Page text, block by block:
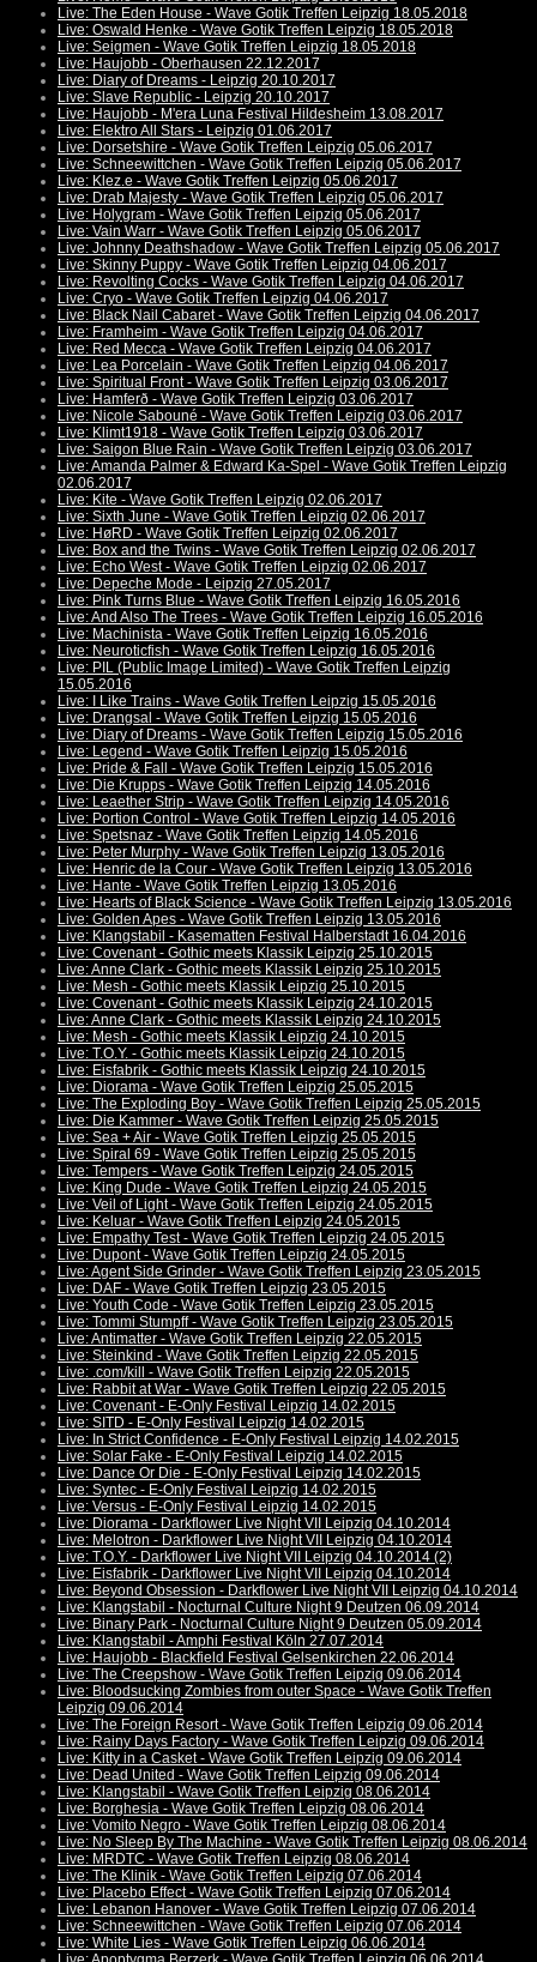
Live: The Eden House - Wave Gotik Treffen Leipzig 18.05.2018
Live: Oswald Henke - Wave Gotik Treffen Leipzig 18.05.2018
Live: Seigmen - Wave Gotik Treffen Leipzig 18.05.2018
Live: Haujobb - Oberhausen 22.12.2017
Live: Diary of Dreams - Leipzig 20.10.2017
Live: Slave Republic - Leipzig 20.10.2017
Live: Haujobb - M'era Luna Festival Hildesheim 13.08.2017
Live: Elektro All Stars - Leipzig 01.06.2017
Live: Dorsetshire - Wave Gotik Treffen Leipzig 05.06.2017
Live: Schneewittchen - Wave Gotik Treffen Leipzig 05.06.2017
Live: Klez.e - Wave Gotik Treffen Leipzig 05.06.2017
Live: Drab Majesty - Wave Gotik Treffen Leipzig 05.06.2017
Live: Holygram - Wave Gotik Treffen Leipzig 05.06.2017
Live: Vain Warr - Wave Gotik Treffen Leipzig 05.06.2017
Live: Johnny Deathshadow - Wave Gotik Treffen Leipzig 05.06.2017
Live: Skinny Puppy - Wave Gotik Treffen Leipzig 04.06.2017
Live: Revolting Cocks - Wave Gotik Treffen Leipzig 04.06.2017
Live: Cryo - Wave Gotik Treffen Leipzig 04.06.2017
Live: Black Nail Cabaret - Wave Gotik Treffen Leipzig 04.06.2017
Live: Framheim - Wave Gotik Treffen Leipzig 04.06.2017
Live: Red Mecca - Wave Gotik Treffen Leipzig 04.06.2017
Live: Lea Porcelain - Wave Gotik Treffen Leipzig 04.06.2017
Live: Spiritual Front - Wave Gotik Treffen Leipzig 03.06.2017
Live: Hamferð - Wave Gotik Treffen Leipzig 03.06.2017
Live: Nicole Sabouné - Wave Gotik Treffen Leipzig 03.06.2017
Live: Klimt1918 - Wave Gotik Treffen Leipzig 03.06.2017
Live: Saigon Blue Rain - Wave Gotik Treffen Leipzig 03.06.2017
Live: Amanda Palmer & Edward Ka-Spel - Wave Gotik Treffen Leipzig
02.06.2017
Live: Kite - Wave Gotik Treffen Leipzig 02.06.2017
Live: Sixth June - Wave Gotik Treffen Leipzig 02.06.2017
Live: HøRD - Wave Gotik Treffen Leipzig 02.06.2017
Live: Box and the Twins - Wave Gotik Treffen Leipzig 02.06.2017
Live: Echo West - Wave Gotik Treffen Leipzig 02.06.2017
Live: Depeche Mode - Leipzig 27.05.2017
Live: Pink Turns Blue - Wave Gotik Treffen Leipzig 16.05.2016
Live: And Also The Trees - Wave Gotik Treffen Leipzig 16.05.2016
Live: Machinista - Wave Gotik Treffen Leipzig 16.05.2016
Live: Neuroticfish - Wave Gotik Treffen Leipzig 16.05.2016
Live: PIL (Public Image Limited) - Wave Gotik Treffen Leipzig
15.05.2016
Live: I Like Trains - Wave Gotik Treffen Leipzig 15.05.2016
Live: Drangsal - Wave Gotik Treffen Leipzig 15.05.2016
Live: Diary of Dreams - Wave Gotik Treffen Leipzig 15.05.2016
Live: Legend - Wave Gotik Treffen Leipzig 15.05.2016
Live: Pride & Fall - Wave Gotik Treffen Leipzig 15.05.2016
Live: Die Krupps - Wave Gotik Treffen Leipzig 14.05.2016
Live: Leaether Strip - Wave Gotik Treffen Leipzig 14.05.2016
Live: Portion Control - Wave Gotik Treffen Leipzig 14.05.2016
Live: Spetsnaz - Wave Gotik Treffen Leipzig 14.05.2016
Live: Peter Murphy - Wave Gotik Treffen Leipzig 13.05.2016
Live: Henric de la Cour - Wave Gotik Treffen Leipzig 13.05.2016
Live: Hante - Wave Gotik Treffen Leipzig 13.05.2016
Live: Hearts of Black Science - Wave Gotik Treffen Leipzig 13.05.2016
Live: Golden Apes - Wave Gotik Treffen Leipzig 13.05.2016
Live: Klangstabil - Kasematten Festival Halberstadt 16.04.2016
Live: Covenant - Gothic meets Klassik Leipzig 25.10.2015
Live: Anne Clark - Gothic meets Klassik Leipzig 25.10.2015
Live: Mesh - Gothic meets Klassik Leipzig 25.10.2015
Live: Covenant - Gothic meets Klassik Leipzig 24.10.2015
Live: Anne Clark - Gothic meets Klassik Leipzig 24.10.2015
Live: Mesh - Gothic meets Klassik Leipzig 24.10.2015
Live: T.O.Y. - Gothic meets Klassik Leipzig 24.10.2015
Live: Eisfabrik - Gothic meets Klassik Leipzig 24.10.2015
Live: Diorama - Wave Gotik Treffen Leipzig 25.05.2015
Live: The Exploding Boy - Wave Gotik Treffen Leipzig 25.05.2015
Live: Die Kammer - Wave Gotik Treffen Leipzig 25.05.2015
Live: Sea + Air - Wave Gotik Treffen Leipzig 25.05.2015
Live: Spiral 69 - Wave Gotik Treffen Leipzig 25.05.2015
Live: Tempers - Wave Gotik Treffen Leipzig 24.05.2015
Live: King Dude - Wave Gotik Treffen Leipzig 24.05.2015
Live: Veil of Light - Wave Gotik Treffen Leipzig 24.05.2015
Live: Keluar - Wave Gotik Treffen Leipzig 24.05.2015
Live: Empathy Test - Wave Gotik Treffen Leipzig 24.05.2015
Live: Dupont - Wave Gotik Treffen Leipzig 24.05.2015
Live: Agent Side Grinder - Wave Gotik Treffen Leipzig 23.05.2015
Live: DAF - Wave Gotik Treffen Leipzig 23.05.2015
Live: Youth Code - Wave Gotik Treffen Leipzig 23.05.2015
Live: Tommi Stumpff - Wave Gotik Treffen Leipzig 23.05.2015
Live: Antimatter - Wave Gotik Treffen Leipzig 22.05.2015
Live: Steinkind - Wave Gotik Treffen Leipzig 22.05.2015
Live: .com/kill - Wave Gotik Treffen Leipzig 22.05.2015
Live: Rabbit at War - Wave Gotik Treffen Leipzig 22.05.2015
Live: Covenant - E-Only Festival Leipzig 14.02.2015
Live: SITD - E-Only Festival Leipzig 14.02.2015
Live: In Strict Confidence - E-Only Festival Leipzig 14.02.2015
Live: Solar Fake - E-Only Festival Leipzig 14.02.2015
Live: Dance Or Die - E-Only Festival Leipzig 14.02.2015
Live: Syntec - E-Only Festival Leipzig 14.02.2015
Live: Versus - E-Only Festival Leipzig 14.02.2015
Live: Diorama - Darkflower Live Night VII Leipzig 04.10.2014
Live: Melotron - Darkflower Live Night VII Leipzig 04.10.2014
Live: T.O.Y. - Darkflower Live Night VII Leipzig 04.10.2014 (2)
Live: Eisfabrik - Darkflower Live Night VII Leipzig 04.10.2014
Live: Beyond Obsession - Darkflower Live Night VII Leipzig 04.10.2014
Live: Klangstabil - Nocturnal Culture Night 9 Deutzen 06.09.2014
Live: Binary Park - Nocturnal Culture Night 9 Deutzen 05.09.2014
Live: Klangstabil - Amphi Festival Köln 27.07.2014
Live: Haujobb - Blackfield Festival Gelsenkirchen 22.06.2014
Live: The Creepshow - Wave Gotik Treffen Leipzig 09.06.2014
Live: Bloodsucking Zombies from outer Space - Wave Gotik Treffen
Leipzig 09.06.2014
Live: The Foreign Resort - Wave Gotik Treffen Leipzig 09.06.2014
Live: Rainy Days Factory - Wave Gotik Treffen Leipzig 09.06.2014
Live: Kitty in a Casket - Wave Gotik Treffen Leipzig 09.06.2014
Live: Dead United - Wave Gotik Treffen Leipzig 09.06.2014
Live: Klangstabil - Wave Gotik Treffen Leipzig 08.06.2014
Live: Borghesia - Wave Gotik Treffen Leipzig 08.06.2014
Live: Vomito Negro - Wave Gotik Treffen Leipzig 08.06.2014
Live: No Sleep By The Machine - Wave Gotik Treffen Leipzig 08.06.2014
Live: MRDTC - Wave Gotik Treffen Leipzig 08.06.2014
Live: The Klinik - Wave Gotik Treffen Leipzig 07.06.2014
Live: Placebo Effect - Wave Gotik Treffen Leipzig 07.06.2014
Live: Lebanon Hanover - Wave Gotik Treffen Leipzig 07.06.2014
Live: Schneewittchen - Wave Gotik Treffen Leipzig 07.06.2014
Live: White Lies - Wave Gotik Treffen Leipzig 06.06.2014